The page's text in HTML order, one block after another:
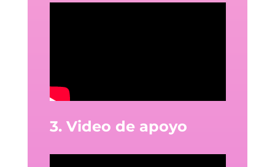
3. Video de apoyo